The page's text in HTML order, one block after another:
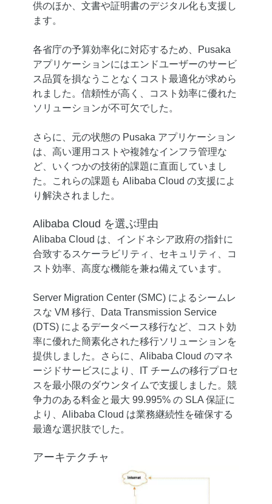
供のほか、文書や証明書のデジタル化も支援し
ます。
各省庁の予算効率化に対応するため、Pusaka
アプリケーションにはエンドユーザーのサービ
ス品質を損なうことなくコスト最適化が求めら
れました。信頼性が高く、コスト効率に優れた
ソリューションが不可欠でした。
さらに、元の状態の Pusaka アプリケーション
は、高い運用コストや複雑なインフラ管理な
ど、いくつかの技術的課題に直面していまし
た。これらの課題も Alibaba Cloud の支援によ
り解決されました。
Alibaba Cloud を選ぶ理由
Alibaba Cloud は、インドネシア政府の指針に
合致するスケーラビリティ、セキュリティ、コ
スト効率、高度な機能を兼ね備えています。
Server Migration Center (SMC) によるシームレ
スな VM 移行、Data Transmission Service
(DTS) によるデータベース移行など、コスト効
率に優れた簡素化された移行ソリューションを
提供しました。さらに、Alibaba Cloud のマネ
ージドサービスにより、IT チームの移行プロセ
スを最小限のダウンタイムで支援しました。競
争力のある料金と最大 99.995% の SLA 保証に
より、Alibaba Cloud は業務継続性を確保する
最適な選択肢でした。
アーキテクチャ